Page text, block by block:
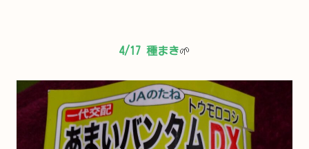
4/17 種まき🌱